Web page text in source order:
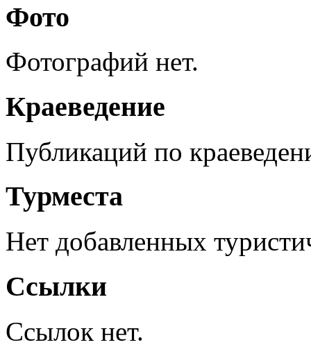
Фото
Фотографий нет.
Краеведение
Публикаций по
Турместа
Нет добавленных
Ссылки
Ссылок нет.